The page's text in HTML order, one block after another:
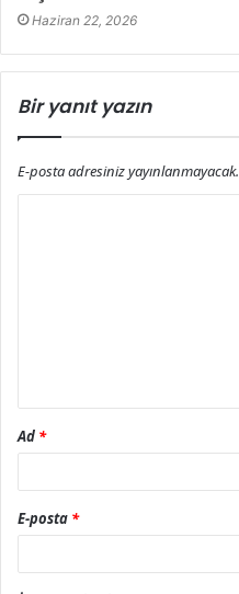
Haziran 22, 2026
Bir yanıt yazın
E-posta adresiniz yayınlanmayacak.
Ad *
E-posta *